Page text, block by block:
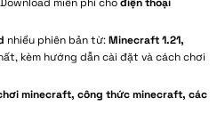
miễn phí chođiện thoại
nhiều phiên bản từ:Minecraft 1.21,
kèm hướng dẫn cài đặt và cách chơi
minecraft, công thức minecraft, các